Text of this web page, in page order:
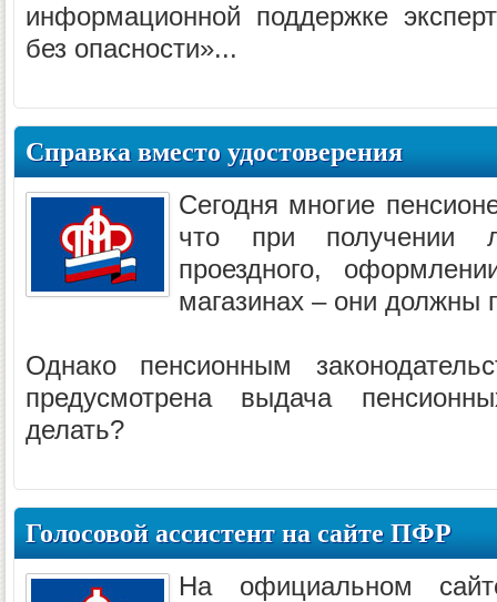
информационной поддержке
без опасности»...
Справка вместо удостоверения
Сегодня многие
что при получении
проездного,
магазинах – они должны
Однако пенсионным
предусмотрена выдача
делать?
Голосовой ассистент на сайте ПФР
На официальном